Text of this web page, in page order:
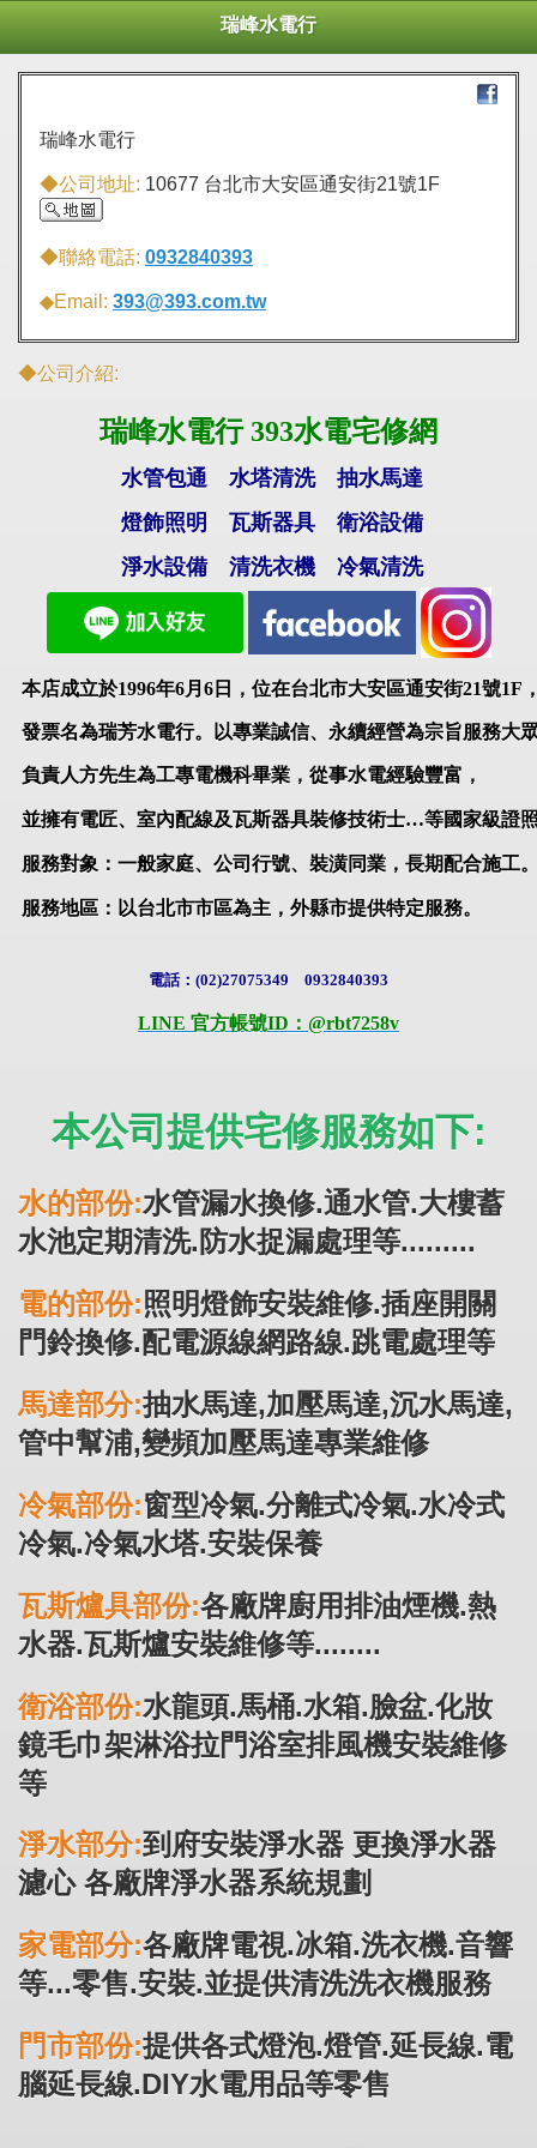
瑞峰水電行
瑞峰水電行
◆公司地址: 10677 台北市大安區通安街21號1F
◆聯絡電話: 0932840393
◆Email: 393@393.com.tw
◆公司介紹:
瑞峰水電行 393水電宅修網
水管包通 水塔清洗 抽水馬達
燈飾照明
瓦斯器具 衛浴設備
淨水設備清洗衣機 冷氣清洗
本店成立於1996年6月6日，位在台北市大安區通安街21號1F
發票名為瑞芳水電行。以專業誠信、 永續經營為宗旨服務大
負責人方先生為工專電機科畢業，從事水電經驗豐富，
並擁有電匠、室內配線及瓦斯器具裝修技術士…等國家級證
服務對象：一般家庭、公司行號、裝潢同業，長期配合施工
服務地區：以台北市市區為主， 外縣市提供特定服務。
電話： (02)27075349 0932840393
LINE 官方帳號ID：@rbt7258v
本公司提供宅修服務如下:
水的部份:水管漏水換修.通水管.大樓蓄
水池定期清洗.防水捉漏處理等.........
電的部份:照明燈飾安裝維修.插座開關
門鈴換修.配電源線網路線.跳電處理等
馬達部分:抽水馬達,加壓馬達,沉水馬達,
管中幫浦,變頻加壓馬達專業維修
冷氣部份:窗型冷氣.分離式冷氣.水冷式
冷氣.冷氣水塔.安裝保養
瓦斯爐具部份:各廠牌廚用排油煙機.熱
水器.瓦斯爐安裝維修等........
衛浴部份:水龍頭.馬桶.水箱.臉盆.化妝
鏡毛巾架淋浴拉門浴室排風機安裝維修
等
淨水部分:到府安裝淨水器 更換淨水器
濾心 各廠牌淨水器系統規劃
家電部分:各廠牌電視.冰箱.洗衣機.音響
等...零售.安裝.並提供清洗洗衣機服務
門市部份:提供各式燈泡.燈管.延長線.電
腦延長線.DIY水電用品等零售